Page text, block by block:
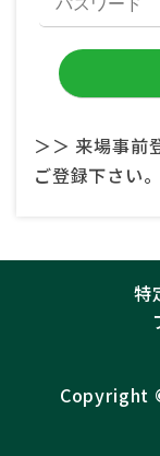
＞＞ 来場事前
ご登録下さい。
特
Copyright